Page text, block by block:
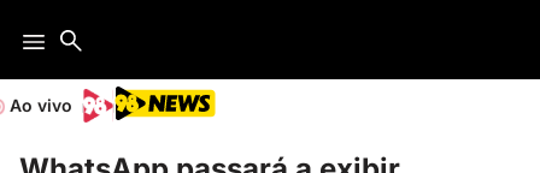
Ao vivo